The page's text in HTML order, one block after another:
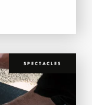
SPECTACLES